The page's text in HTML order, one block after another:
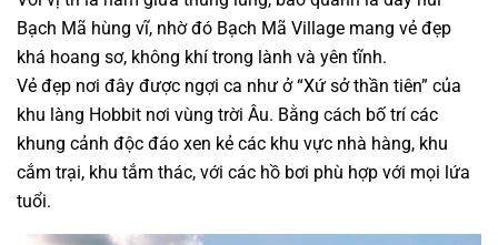
Bạch Mã hùng vĩ, nhờ đó Bạch Mã Village mang vẻ đẹp
khá hoang sơ, không khí trong lành và yên tĩnh.
Vẻ đẹp nơi đây được ngợi ca như ở “Xứ sở thần tiên” của
khu làng Hobbit nơi vùng trời Âu. Bằng cách bố trí các
khung cảnh độc đáo xen kẻ các khu vực nhà hàng, khu
cắm trại, khu tắm thác, với các hồ bơi phù hợp với mọi lứa
tuổi.